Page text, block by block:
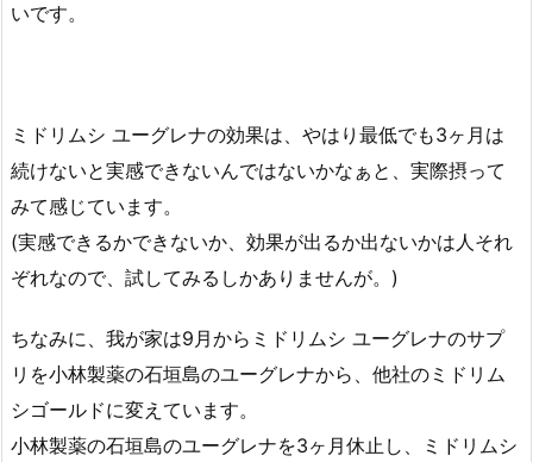
いです。
ミドリムシ ユーグレナの効果は、やはり最低でも3ヶ月は
続けないと実感できないんではないかなぁと、実際摂って
みて感じています。
(実感できるかできないか、効果が出るか出ないかは人それ
ぞれなので、試してみるしかありませんが。)
ちなみに、我が家は9月からミドリムシ ユーグレナのサプ
リを小林製薬の石垣島のユーグレナから、他社のミドリム
シゴールドに変えています。
小林製薬の石垣島のユーグレナを3ヶ月休止し、ミドリムシ